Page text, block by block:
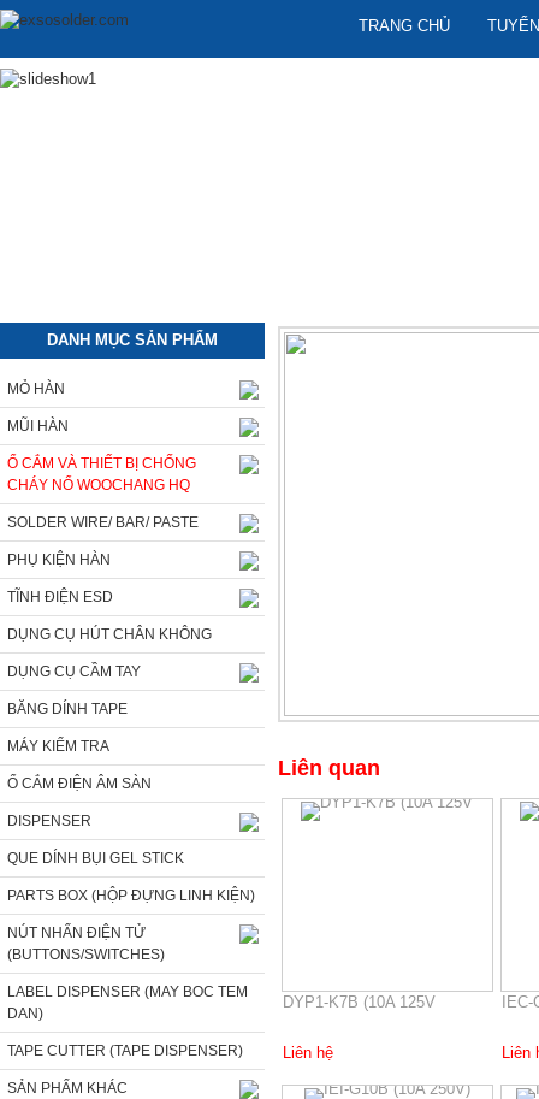
TRANG CHỦ
DANH MỤC SẢN PHẨM
MỎ HÀN
MŨI HÀN
Ổ CẮM VÀ THIẾT BỊ CHỐNG
CHÁY NỔ WOOCHANG HQ
SOLDER WIRE/ BAR/ PASTE
PHỤ KIỆN HÀN
TĨNH ĐIỆN ESD
DỤNG CỤ HÚT CHÂN KHÔNG
DỤNG CỤ CẦM TAY
BĂNG DÍNH TAPE
MÁY KIỂM TRA
Ổ CẮM ĐIỆN ÂM SÀN
DISPENSER
QUE DÍNH BỤI GEL STICK
PARTS BOX (HỘP ĐỰNG LINH KIỆN)
NÚT NHẤN ĐIỆN TỬ
(BUTTONS/SWITCHES)
LABEL DISPENSER (MAY BOC TEM
DAN)
TAPE CUTTER (TAPE DISPENSER)
SẢN PHẨM KHÁC
Liên quan
DYP1-K7B (10A 125V
Liên hệ Liên